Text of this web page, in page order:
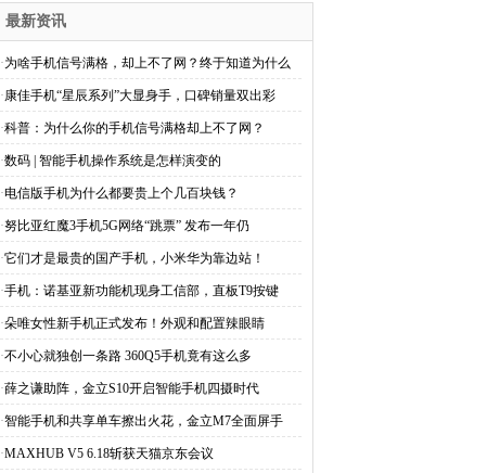
最新资讯
·为啥手机信号满格，却上不了网？终于知道为什么
·康佳手机“星辰系列”大显身手，口碑销量双出彩
·科普：为什么你的手机信号满格却上不了网？
·数码 | 智能手机操作系统是怎样演变的
·电信版手机为什么都要贵上个几百块钱？
·努比亚红魔3手机5G网络“跳票” 发布一年仍
·它们才是最贵的国产手机，小米华为靠边站！
·手机：诺基亚新功能机现身工信部，直板T9按键
·朵唯女性新手机正式发布！外观和配置辣眼睛
·不小心就独创一条路 360Q5手机竟有这么多
·薛之谦助阵，金立S10开启智能手机四摄时代
·智能手机和共享单车擦出火花，金立M7全面屏手
·MAXHUB V5 6.18斩获天猫京东会议